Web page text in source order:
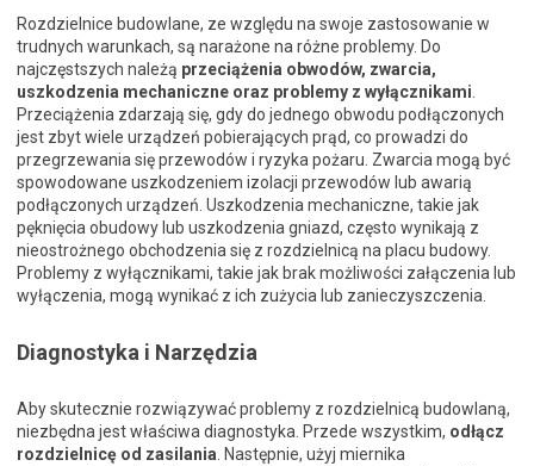
Rozdzielnice budowlane, ze względu na swoje zastosowanie w
trudnych warunkach, są narażone na różne problemy. Do
najczęstszych należą przeciążenia obwodów, zwarcia,
uszkodzenia mechaniczne oraz problemy z wyłącznikami
Przeciążenia zdarzają się, gdy do jednego obwodu podłączonych
jest zbyt wiele urządzeń pobierających prąd, co prowadzi do
przegrzewania się przewodów i ryzyka pożaru. Zwarcia mogą być
spowodowane uszkodzeniem izolacji przewodów lub awarią
podłączonych urządzeń. Uszkodzenia mechaniczne, takie jak
pęknięcia obudowy lub uszkodzenia gniazd, często wynikają z
nieostrożnego obchodzenia się z rozdzielnicą na placu budowy.
Problemy z wyłącznikami, takie jak brak możliwości załączenia lub
wyłączenia, mogą wynikać z ich zużycia lub zanieczyszczenia.
Diagnostyka i Narzędzia
Aby skutecznie rozwiązywać problemy z rozdzielnicą budowlaną,
niezbędna jest właściwa diagnostyka. Przede wszystkim, odłącz
rozdzielnicę od zasilania . Następnie, użyj miernika